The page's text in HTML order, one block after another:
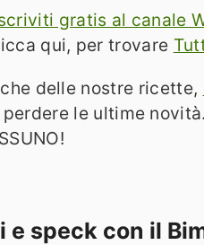
gratis al canale
qui, per trovare
delle nostre ricette,
le ultime novità.
e speck con il